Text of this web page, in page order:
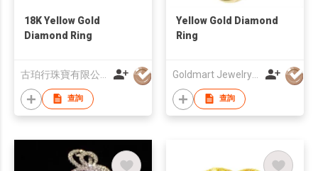
18K Yellow Gold
Diamond Ring
查詢
Yellow Gold Diamond
Ring
Goldmart Jewelry Ltd
查詢